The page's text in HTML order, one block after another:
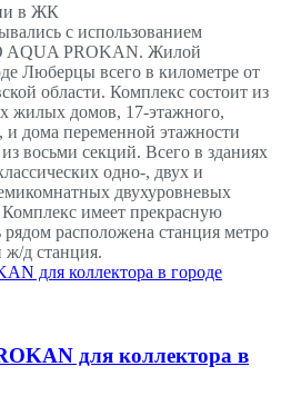
в ЖК
с использованием
AQUA PROKAN. Жилой
Люберцы всего в километре от
области. Комплекс состоит из
жилых домов, 17-этажного,
и дома переменной этажности
восьми секций. Всего в зданиях
одно-, двух и
двухуровневых
имеет прекрасную
расположена станция метро
ж/д станция.
для коллектора в